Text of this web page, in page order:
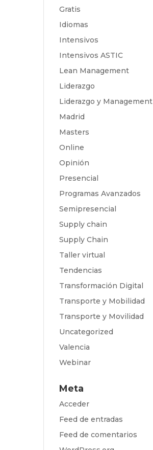
Gratis
Idiomas
Intensivos
Intensivos ASTIC
Lean Management
Liderazgo
Liderazgo y Management
Madrid
Masters
Online
Opinión
Presencial
Programas Avanzados
Semipresencial
Supply chain
Supply Chain
Taller virtual
Tendencias
Transformación Digital
Transporte y Mobilidad
Transporte y Movilidad
Uncategorized
Valencia
Webinar
Meta
Acceder
Feed de entradas
Feed de comentarios